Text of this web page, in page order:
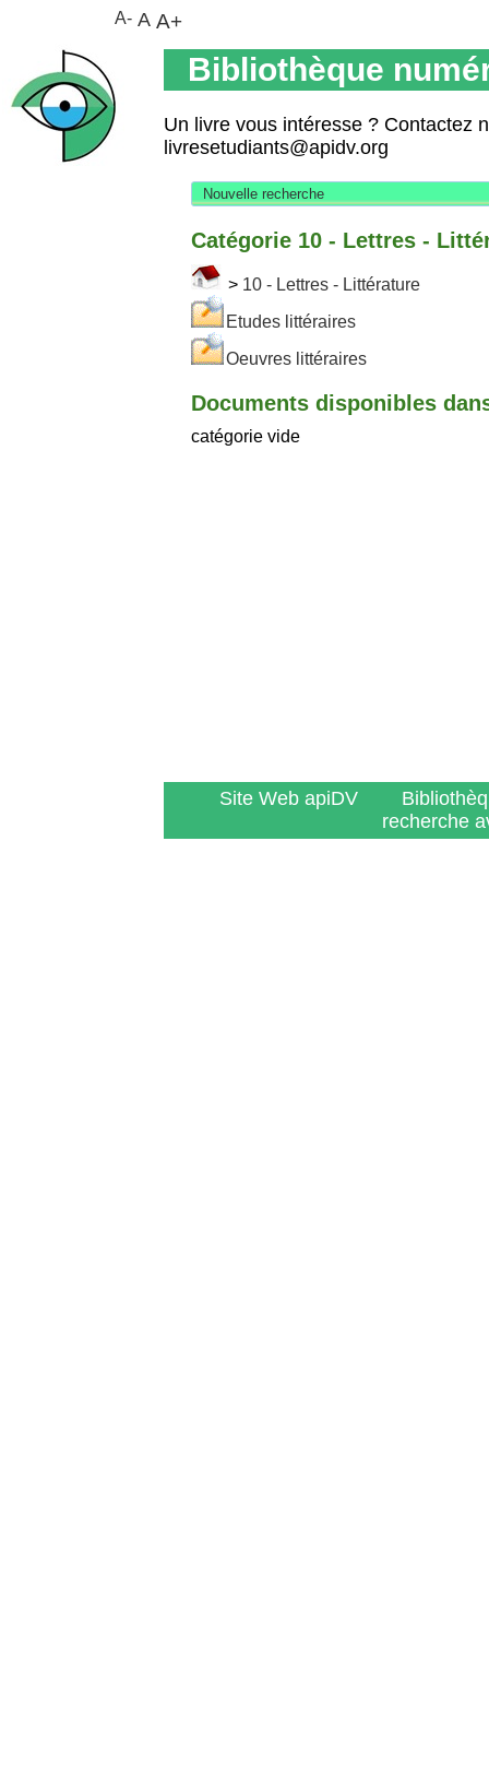
Bibliothèque
Un livre vous intéresse ? Contactez
livresetudiants@apidv.org
Nouvelle recherche
Catégorie 10 - Lettres -
> 10 - Lettres - Littérature
Etudes littéraires
Oeuvres littéraires
Documents disponibles
catégorie vide
Site Web apiDV
recherche
A- A A+